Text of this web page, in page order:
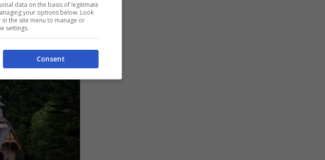
data on the basis of legitimate
your options below. Look
the site menu to manage or
settings.
Consent